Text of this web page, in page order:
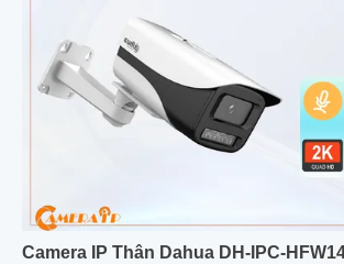
Camera IP Thân Dahua DH-IPC-